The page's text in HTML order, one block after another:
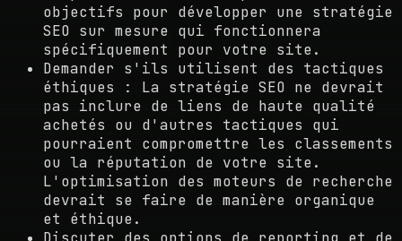
objectifs pour développer une stratégie
SEO sur mesure qui fonctionnera
spécifiquement pour votre site.
Demander s'ils utilisent des tactiques
éthiques : La stratégie SEO ne devrait
pas inclure de liens de haute qualité
achetés ou d'autres tactiques qui
pourraient compromettre les classements
ou la réputation de votre site.
L'optimisation des moteurs de recherche
devrait se faire de manière organique
et éthique.